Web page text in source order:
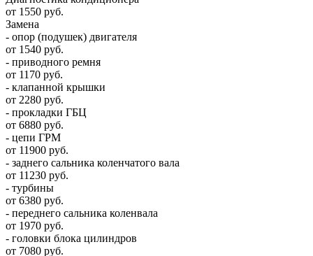
от 1550 руб.
Замена
- опор (подушек) двигателя
от 1540 руб.
- приводного ремня
от 1170 руб.
- клапанной крышки
от 2280 руб.
- прокладки ГБЦ
от 6880 руб.
- цепи ГРМ
от 11900 руб.
- заднего сальника коленчатого вала
от 11230 руб.
- турбины
от 6380 руб.
- переднего сальника коленвала
от 1970 руб.
- головки блока цилиндров
от 7080 руб.